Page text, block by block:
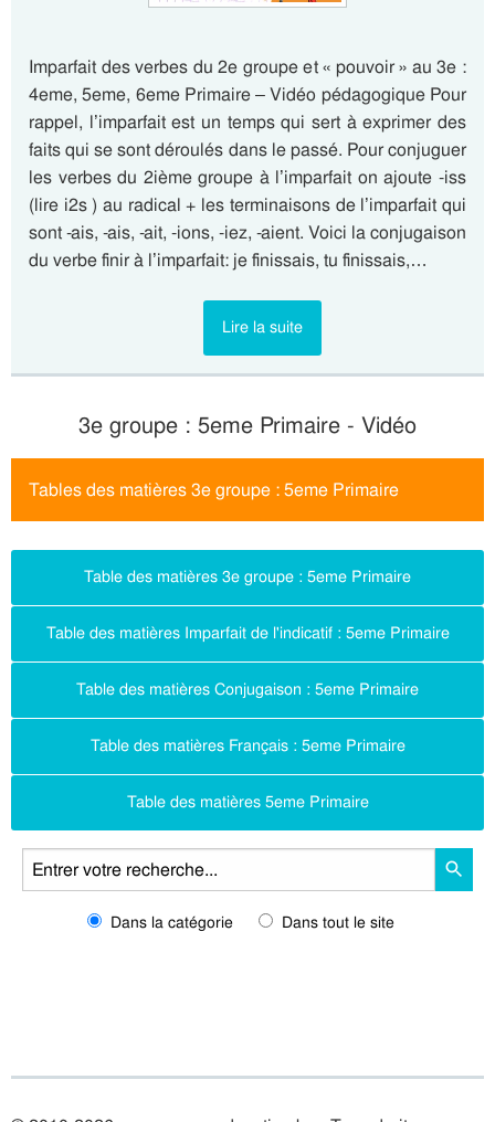
Imparfait des verbes du 2e groupe et « pouvoir » au 3e :
4eme, 5eme, 6eme Primaire – Vidéo pédagogique Pour
rappel, l’imparfait est un temps qui sert à exprimer des
faits qui se sont déroulés dans le passé. Pour conjuguer
les verbes du 2ième groupe à l’imparfait on ajoute -iss
(lire i2s ) au radical + les terminaisons de l’imparfait qui
sont -ais, -ais, -ait, -ions, -iez, -aient. Voici la conjugaison
du verbe finir à l’imparfait: je finissais, tu finissais,…
Lire la suite
3e groupe : 5eme Primaire - Vidéo
Tables des matières 3e groupe : 5eme Primaire
Table des matières 3e groupe : 5eme Primaire
Table des matières Imparfait de l'indicatif : 5eme Primaire
Table des matières Conjugaison : 5eme Primaire
Table des matières Français : 5eme Primaire
Table des matières 5eme Primaire
Dans la catégorie Dans tout le site